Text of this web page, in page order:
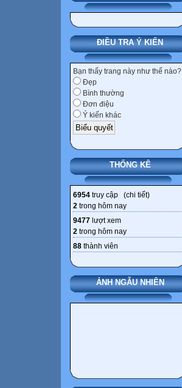
ĐIỀU TRA Ý KIẾN
Bạn thấy trang này như thế nào?
Đẹp
Bình thường
Đơn điệu
Ý kiến khác
THỐNG KÊ
6954 truy cập (chi tiết)
2 trong hôm nay
9477 lượt xem
2 trong hôm nay
88 thành viên
ẢNH NGẪU NHIÊN